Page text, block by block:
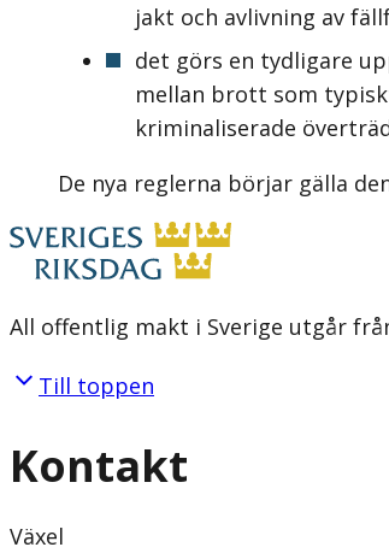
jakt och avlivning av
det görs en tydligare
mellan brott som
kriminaliserade
De nya reglerna börjar gälla
All offentlig makt i Sverige utgår
Till toppen
Kontakt
Växel